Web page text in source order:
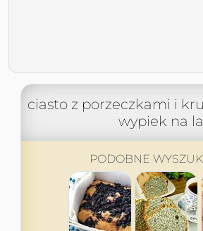
ciasto z porzeczkami i
wypiek na
PODOBNE